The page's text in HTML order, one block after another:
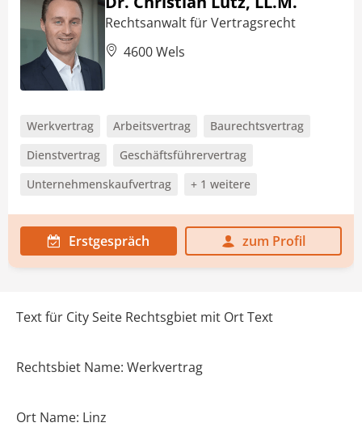
Rechtsanwalt für Vertragsrecht
4600 Wels
Werkvertrag Arbeitsvertrag
Baurechtsvertrag
Dienstvertrag
Geschäftsführervertrag
Unternehmenskaufvertrag
+ 1 weitere
Erstgespräch zum Profil
Text für City Seite Rechtsgbiet mit Ort Text
Rechtsbiet Name: Werkvertrag
Ort Name: Linz